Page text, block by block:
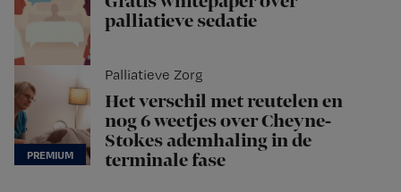
palliatieve sedatie
Palliatieve Zorg
Het verschil met reutelen en
nog 6 weetjes over Cheyne-
Stokes ademhaling in de
terminale fase